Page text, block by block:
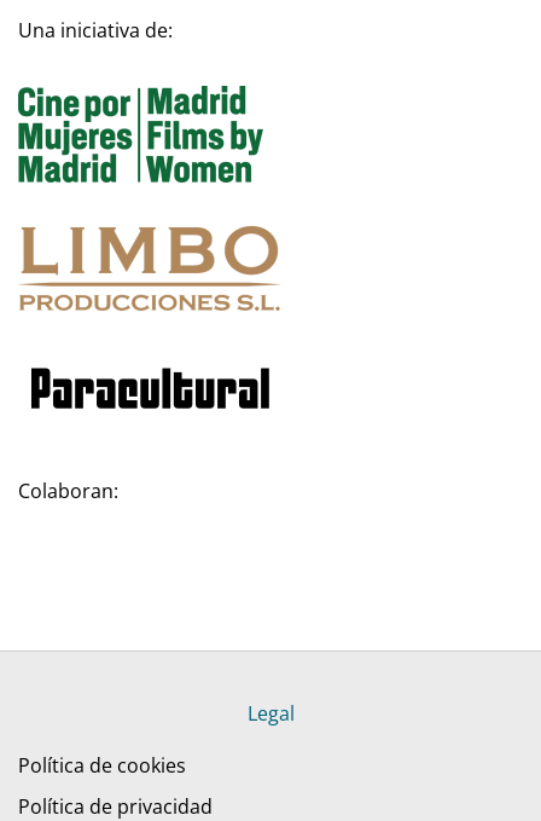
Una iniciativa de:
Colaboran:
Legal
Política de cookies
Política de privacidad